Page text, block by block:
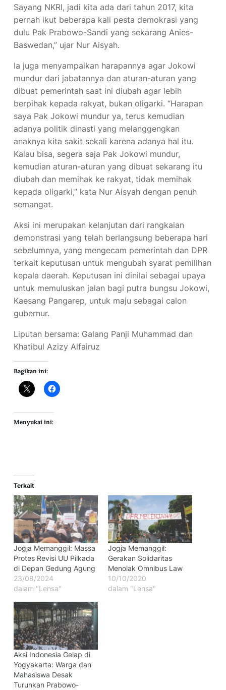
Sayang NKRI, jadi kita ada dari tahun 2017, kita
pernah ikut beberapa kali pesta demokrasi yang
dulu Pak Prabowo-Sandi yang sekarang Anies-
Baswedan,” ujar Nur Aisyah.
Ia juga menyampaikan harapannya agar Jokowi
mundur dari jabatannya dan aturan-aturan yang
dibuat pemerintah saat ini diubah agar lebih
berpihak kepada rakyat, bukan oligarki. “Harapan
saya Pak Jokowi mundur ya, terus kemudian
adanya politik dinasti yang melanggengkan
anaknya kita sakit sekali karena adanya hal itu.
Kalau bisa, segera saja Pak Jokowi mundur,
kemudian aturan-aturan yang dibuat sekarang itu
diubah dan memihak ke rakyat, tidak memihak
kepada oligarki,” kata Nur Aisyah dengan penuh
semangat.
Aksi ini merupakan kelanjutan dari rangkaian
demonstrasi yang telah berlangsung beberapa hari
sebelumnya, yang mengecam pemerintah dan DPR
terkait keputusan untuk mengubah syarat pemilihan
kepala daerah. Keputusan ini dinilai sebagai upaya
untuk memuluskan jalan bagi putra bungsu Jokowi,
Kaesang Pangarep, untuk maju sebagai calon
gubernur.
Liputan bersama: Galang Panji Muhammad dan
Khatibul Azizy Alfairuz
Bagikan ini:
Menyukai ini:
Terkait
Jogja Memanggil: Massa
Protes Revisi UU Pilkada
di Depan Gedung Agung
23/08/2024
dalam "Lensa"
Jogja Memanggil:
Gerakan Solidaritas
Menolak Omnibus Law
10/10/2020
dalam "Lensa"
Aksi Indonesia Gelap di
Yogyakarta: Warga dan
Mahasiswa Desak
Turunkan Prabowo-